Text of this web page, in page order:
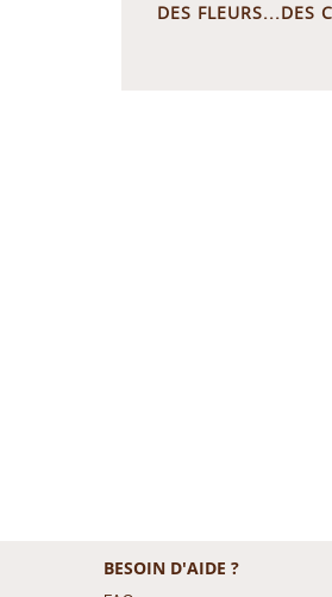
DES FLEURS...DES
BESOIN D'AIDE ?